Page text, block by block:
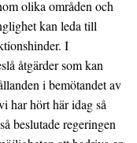
olika områden och
kan leda till
I
åtgärder som kan
i bemötandet av
har hört här idag så
beslutade regeringen